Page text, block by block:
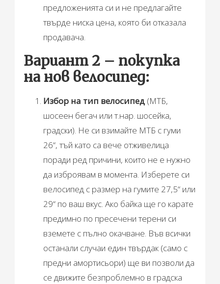
предложенията си и не предлагайте
твърде ниска цена, която би отказала
продавача.
Вариант 2 – покупка
на нов велосипед:
Избор на тип велосипед (МТБ,
шосеен бегач или т.нар. шосейка,
градски). Не си взимайте МТБ с гуми
26“, тъй като са вече отживелица
поради ред причини, които не е нужно
да изброявам в момента. Изберете си
велосипед с размер на гумите 27,5“ или
29“ по ваш вкус. Ако байка ще го карате
предимно по пресечени терени си
вземете с пълно окачване. Във всички
останали случаи един твърдак (само с
предни амортисьори) ще ви позволи да
се движите безпроблемно в градска